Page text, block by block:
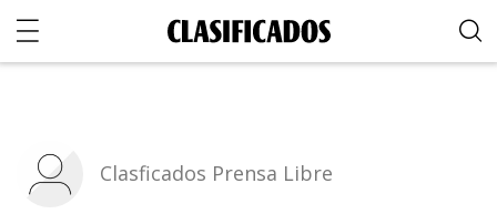
Clasficados Prensa Libre